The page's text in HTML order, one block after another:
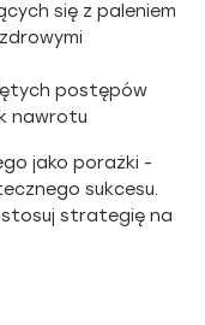
się z paleniem
postępów
nawrotu
jako porażki -
sukcesu.
strategię na